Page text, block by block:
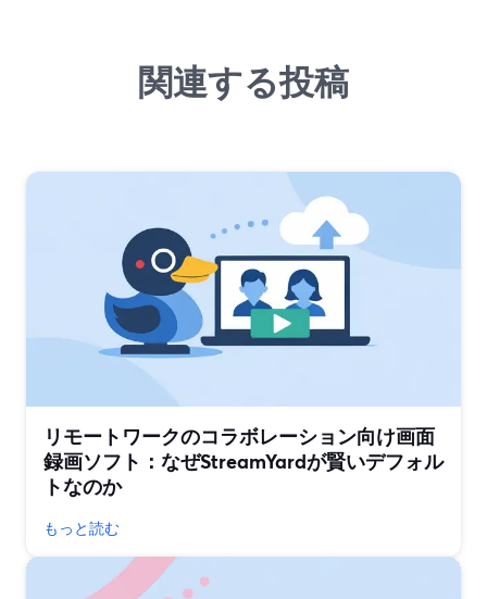
関連する投稿
リモートワークのコラボレーション向け画面
録画ソフト：なぜStreamYardが賢いデフォル
トなのか
もっと読む